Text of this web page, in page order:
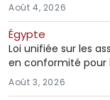
Août 4, 2026
Égypte
Loi unifiée sur les
en conformité pour
Août 3, 2026